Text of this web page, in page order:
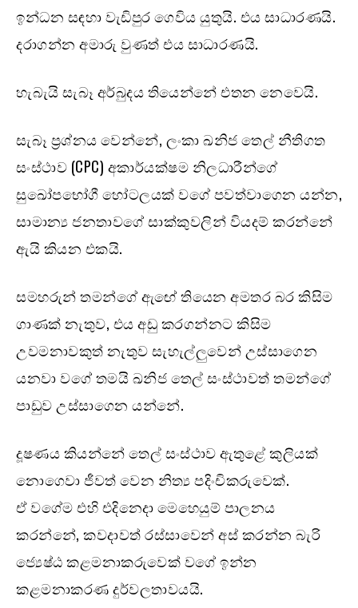
ඉන්ධන සඳහා වැඩිපුර ගෙවිය යුතුයි. එය සාධාරණයි.
දරාගන්න අමාරු වුණත් එය සාධාරණයි.
හැබැයි සැබෑ අර්බුදය තියෙන්නේ එතන නෙවෙයි.
සැබෑ ප්‍රශ්නය වෙන්නේ, ලංකා ඛනිජ තෙල් නීතිගත
සංස්ථාව (CPC) අකාර්යක්ෂම නිලධාරීන්ගේ
සුඛෝපභෝගී හෝටලයක් වගේ පවත්වාගෙන යන්න,
සාමාන්‍ය ජනතාවගේ සාක්කුවලින් වියදම් කරන්නේ
ඇයි කියන එකයි.
සමහරුන් තමන්ගේ ඇඟේ තියෙන අමතර බර කිසිම
ගාණක් නැතුව, එය අඩු කරගන්නට කිසිම
උවමනාවකුත් නැතුව සැහැල්ලුවෙන් උස්සාගෙන
යනවා වගේ තමයි ඛනිජ තෙල් සංස්ථාවත් තමන්ගේ
පාඩුව උස්සාගෙන යන්නේ.
දූෂණය කියන්නේ තෙල් සංස්ථාව ඇතුළේ කුලියක්
නොගෙවා ජීවත් වෙන නිත්‍ය පදිංචිකරුවෙක්.
ඒ වගේම එහි එදිනෙදා මෙහෙයුම් පාලනය
කරන්නේ, කවදාවත් රස්සාවෙන් අස් කරන්න බැරි
ජ්‍යෙෂ්ඨ කළමනාකරුවෙක් වගේ ඉන්න
කළමනාකරණ දුර්වලතාවයයි.